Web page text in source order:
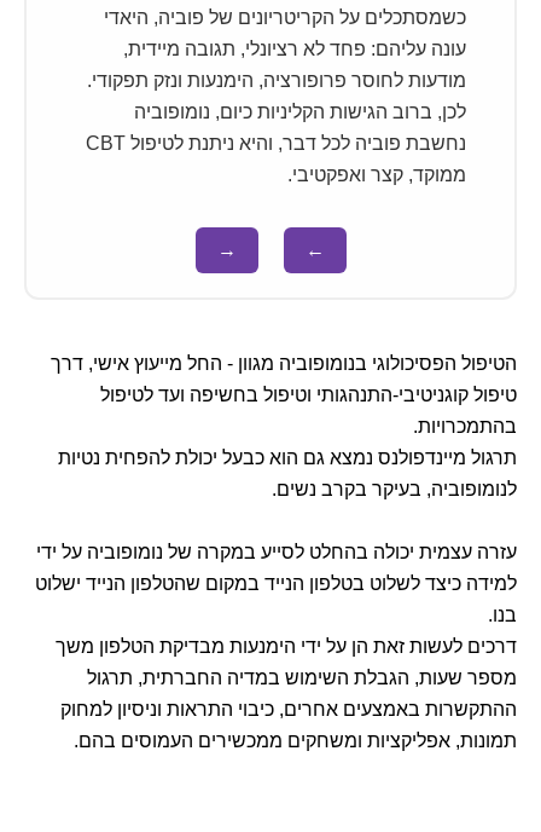
כשמסתכלים על הקריטריונים של פוביה, היאדי
עונה עליהם: פחד לא רציונלי, תגובה מיידית,
מודעות לחוסר פרופורציה, הימנעות ונזק תפקודי.
לכן, ברוב הגישות הקליניות כיום, נומופוביה
נחשבת פוביה לכל דבר, והיא ניתנת לטיפול CBT
ממוקד, קצר ואפקטיבי.
←
→
הטיפול הפסיכולוגי בנומופוביה מגוון - החל מייעוץ אישי, דרך
טיפול קוגניטיבי-התנהגותי וטיפול בחשיפה ועד לטיפול
בהתמכרויות.
תרגול מיינדפולנס נמצא גם הוא כבעל יכולת להפחית נטיות
לנומופוביה, בעיקר בקרב נשים.
עזרה עצמית יכולה בהחלט לסייע במקרה של נומופוביה על ידי
למידה כיצד לשלוט בטלפון הנייד במקום שהטלפון הנייד ישלוט
בנו.
דרכים לעשות זאת הן על ידי הימנעות מבדיקת הטלפון משך
מספר שעות, הגבלת השימוש במדיה החברתית, תרגול
ההתקשרות באמצעים אחרים, כיבוי התראות וניסיון למחוק
תמונות, אפליקציות ומשחקים ממכשירים העמוסים בהם.